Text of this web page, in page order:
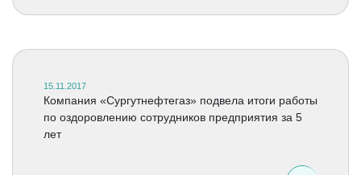
15.11.2017
Компания «Сургутнефтегаз» подвела итоги работы
по оздоровлению сотрудников предприятия за 5
лет